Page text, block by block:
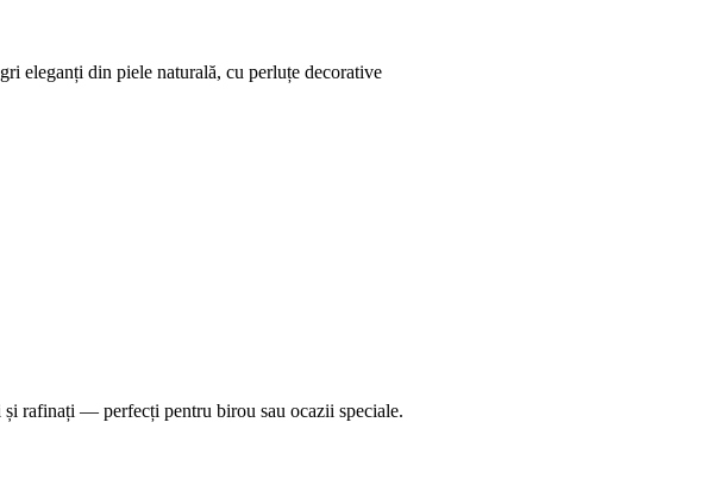
eleganți din piele naturală, cu perluțe decorative
și rafinați — perfecți pentru birou sau ocazii speciale.